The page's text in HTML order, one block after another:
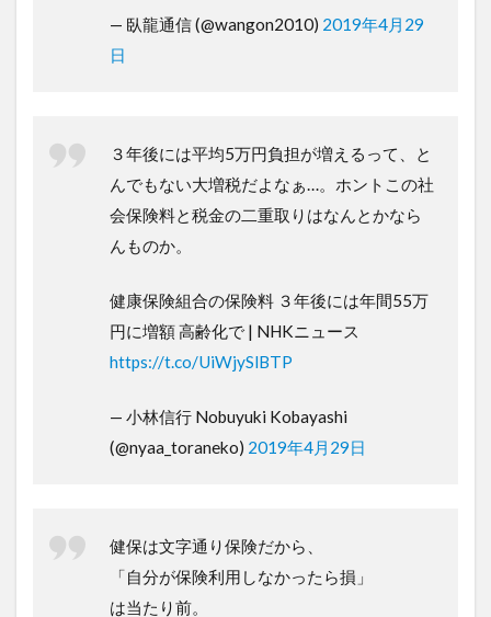
— 臥龍通信 (@wangon2010) 2019年4月29
日
３年後には平均5万円負担が増えるって、と
んでもない大増税だよなぁ…。ホントこの社
会保険料と税金の二重取りはなんとかなら
んものか。
健康保険組合の保険料 ３年後には年間55万
円に増額 高齢化で | NHKニュース
https://t.co/UiWjySlBTP
— 小林信行 Nobuyuki Kobayashi
(@nyaa_toraneko) 2019年4月29日
健保は文字通り保険だから、
「自分が保険利用しなかったら損」
は当たり前。